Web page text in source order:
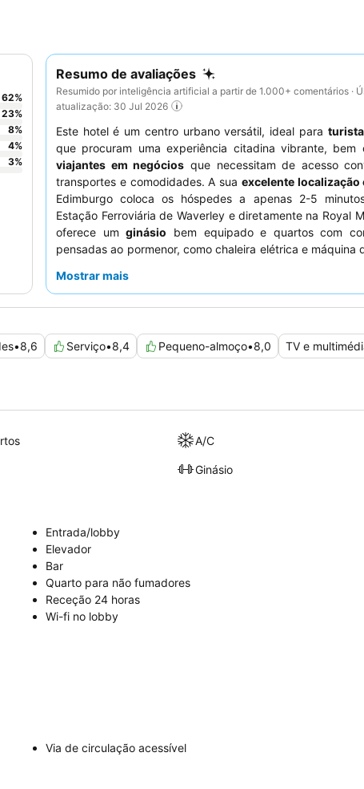
Resumo de avaliações
Resumido por inteligência artificial a partir de 1.000+ comentários ·
atualização: 30 Jul 2026
Este hotel é um centro urbano versátil, ideal para
que procuram uma experiência citadina vibrante, bem
viajantes em negócios que necessitam de acesso
transportes e comodidades. A sua excelente localização
Edimburgo coloca os hóspedes a apenas 2-5
Estação Ferroviária de Waverley e diretamente na Royal
oferece umginásio bem equipado e quartos com
pensadas ao pormenor, como chaleira elétrica e máquina
excecionaise o extenso e delicioso
out tardio, disponível por uma taxa horária.
Mostrar mais
•8,6 Serviço•8,4 Pequeno-almoço•8,0 TV e
62%
23%
8%
4%
3%
A/C
Ginásio
Entrada/lobby
Elevador
Bar
Quarto para não fumadores
Receção 24 horas
Wi-fi no lobby
Via de circulação acessível